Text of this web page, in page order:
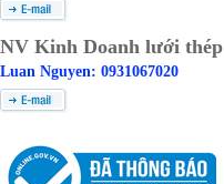
NV Kinh Doanh lưới thép
Luan Nguyen: 0931067020